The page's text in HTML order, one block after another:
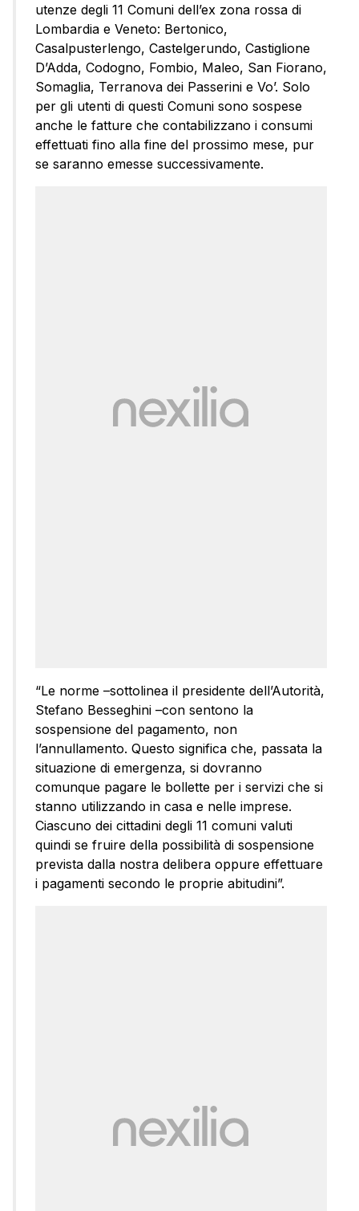
utenze degli 11 Comuni dell’ex zona rossa di
Lombardia e Veneto: Bertonico,
Casalpusterlengo, Castelgerundo, Castiglione
D’Adda, Codogno, Fombio, Maleo, San Fiorano,
Somaglia, Terranova dei Passerini e Vo’. Solo
per gli utenti di questi Comuni sono sospese
anche le fatture che contabilizzano i consumi
effettuati fino alla fine del prossimo mese, pur
se saranno emesse successivamente.
“Le norme –sottolinea il presidente dell’Autorità,
Stefano Besseghini –con sentono la
sospensione del pagamento, non
l’annullamento. Questo significa che, passata la
situazione di emergenza, si dovranno
comunque pagare le bollette per i servizi che si
stanno utilizzando in casa e nelle imprese.
Ciascuno dei cittadini degli 11 comuni valuti
quindi se fruire della possibilità di sospensione
prevista dalla nostra delibera oppure effettuare
i pagamenti secondo le proprie abitudini”.